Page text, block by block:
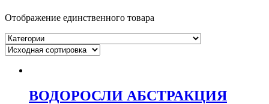
Отображение единственного товара
ВОДОРОСЛИ АБСТРАКЦИЯ